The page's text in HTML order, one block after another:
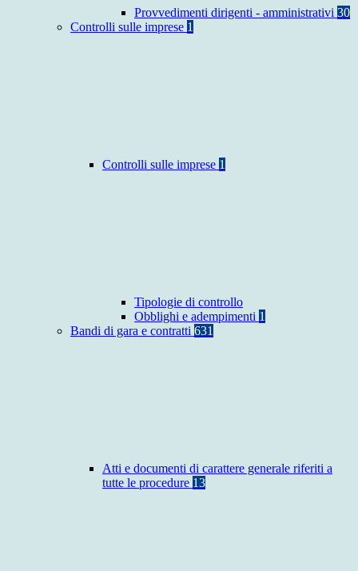
Provvedimenti dirigenti - amministrativi 30
Controlli sulle imprese 1
Controlli sulle imprese 1
Tipologie di controllo
Obblighi e adempimenti 1
Bandi di gara e contratti 631
Atti e documenti di carattere generale riferiti a
tutte le procedure 13